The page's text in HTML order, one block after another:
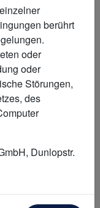
berührt
oder
oder
Störungen,
des
Dunlopstr.